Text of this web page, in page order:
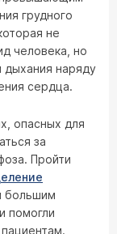
грудного
не
человека, но
дыхания наряду
сердца.
опасных для
за
Пройти
большим
помогли